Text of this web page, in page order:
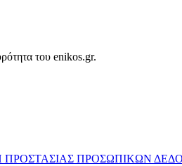
του enikos.gr.
ΠΡΟΣΤΑΣΙΑΣ ΠΡΟΣΩΠΙΚΩΝ